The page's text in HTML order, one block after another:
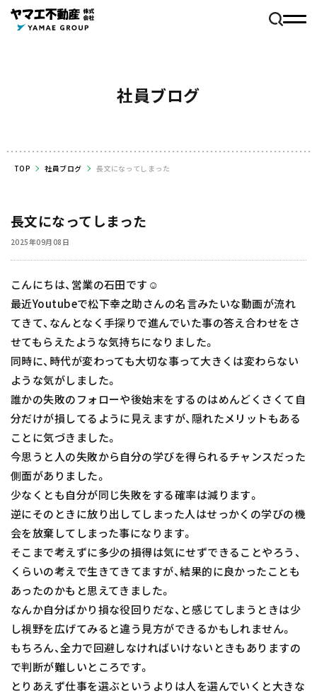
社員ブログ
TOP 社員ブログ 長文になってしまった
長文になってしまった
2025年09月08日
こんにちは、営業の石田です☺️
最近Youtubeで松下幸之助さんの名言みたいな動画が流れ
てきて、なんとなく手探りで進んでいた事の答え合わせをさ
せてもらえたような気持ちになりました。
同時に、時代が変わっても大切な事って大きくは変わらない
ような気がしました。
誰かの失敗のフォローや後始末をするのはめんどくさくて自
分だけが損してるように見えますが、隠れたメリットもある
ことに気づきました。
今思うと人の失敗から自分の学びを得られるチャンスだった
側面がありました。
少なくとも自分が同じ失敗をする確率は減ります。
逆にそのときに放り出してしまった人はせっかくの学びの機
会を放棄してしまった事になります。
そこまで考えずに多少の損得は気にせずできることやろう、
くらいの考えで生きてきてますが、結果的に良かったことも
あったのかもと思えてきました。
なんか自分ばかり損な役回りだな、と感じてしまうときは少
し視野を広げてみると違う見方ができるかもしれません。
もちろん、全力で回避しなければいけないときもありますの
で判断が難しいところです。
とりあえず仕事を選ぶというよりは人を選んでいくと大きな